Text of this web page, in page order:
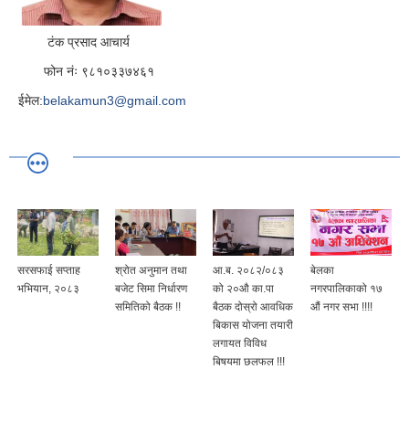
टंक प्रसाद आचार्य
फोन नंः ९८१०३३७४६१
ईमेल:belakamun3@gmail.com
सरसफाई सप्ताह
भभियान, २०८३
श्रोत अनुमान तथा
बजेट सिमा निर्धारण
समितिको बैठक !!
आ.ब. २०८२/०८३
को २०औ का.पा
बैठक दोस्रो आवधिक
बिकास योजना तयारी
लगायत विविध
बिषयमा छलफल !!!
बेलका
नगरपालिकाको १७
औं नगर सभा !!!!